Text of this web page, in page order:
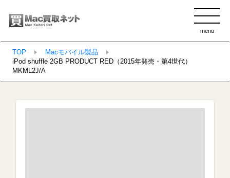
menu
TOP
Macモバイル製品
iPod shuffle 2GB PRODUCT RED（2015年発売・第4世代）
MKML2J/A